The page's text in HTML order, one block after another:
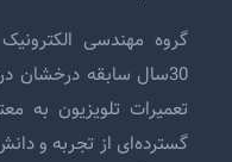
گروه مهندسی
30سال سابقه درخشان درزمینه ارائه خدمات پس از فروش و
تعمیرات تلویزیون به
گسترده‌ای از تجربه و